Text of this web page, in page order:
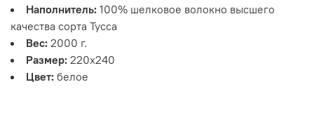
Наполнитель: 100% шелковое волокно высшего
качества сорта Тусса
Вес: 2000 г.
Размер: 220x240
Цвет: белое